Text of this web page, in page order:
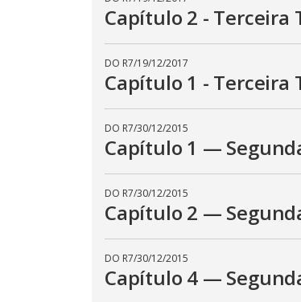
Capítulo 2 - Terceira
DO R7/19/12/2017
Capítulo 1 - Terceira
DO R7/30/12/2015
Capítulo 1 —
DO R7/30/12/2015
Capítulo 2 —
DO R7/30/12/2015
Capítulo 4 —